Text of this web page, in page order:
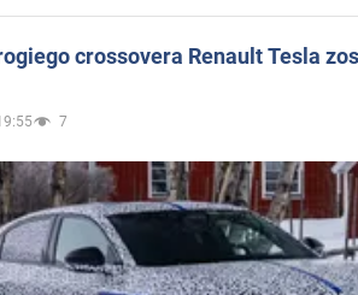
crossovera Renault Tesla
7